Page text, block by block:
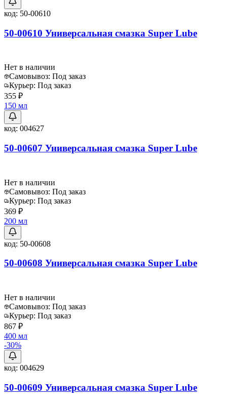
код: 50-00610
50-00610 Универсальная смазка Super Lube
Нет в наличии
Самовывоз: Под заказ
Курьер: Под заказ
355 ₽
150 мл
код: 004627
50-00607 Универсальная смазка Super Lube
Нет в наличии
Самовывоз: Под заказ
Курьер: Под заказ
369 ₽
200 мл
код: 50-00608
50-00608 Универсальная смазка Super Lube
Нет в наличии
Самовывоз: Под заказ
Курьер: Под заказ
867 ₽
400 мл
-30%
код: 004629
50-00609 Универсальная смазка Super Lube